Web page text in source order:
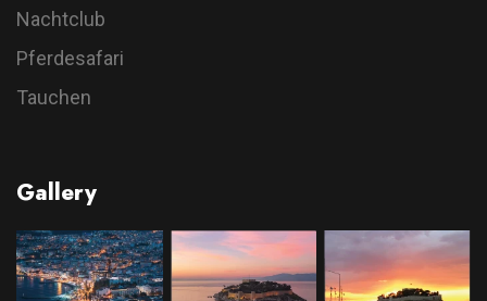
Nachtclub
Pferdesafari
Tauchen
Gallery